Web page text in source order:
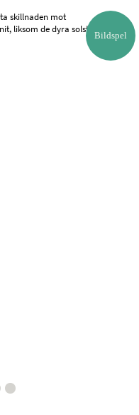
Bildspel
skillnaden mot
liksom de dyra solstolarna.